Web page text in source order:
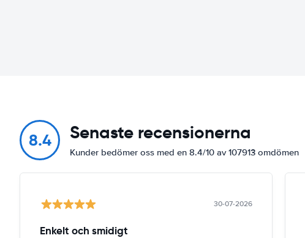
8.4 Senaste recensionerna
Kunder bedömer oss med en 8.4/10 av 107913 omdömen
30-07-2026
Enkelt och smidigt